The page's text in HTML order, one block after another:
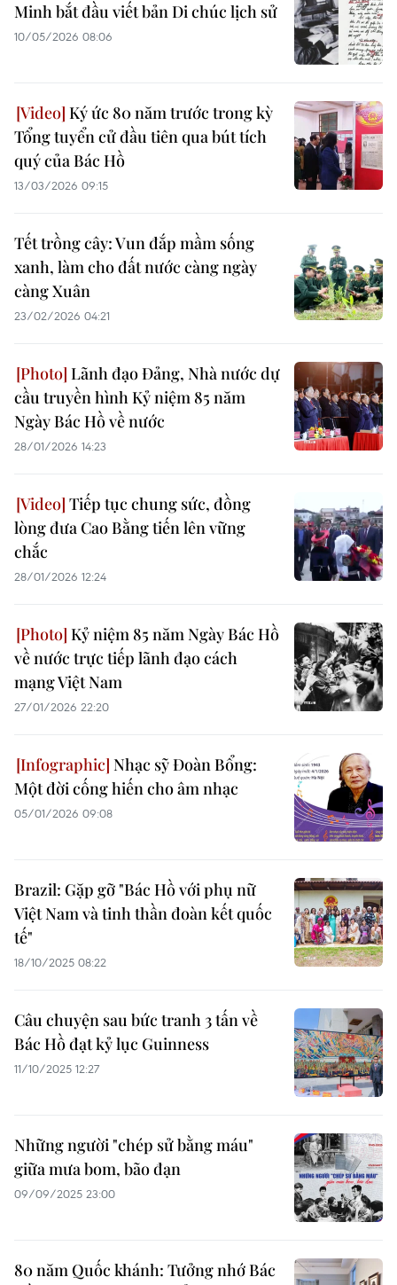
Minh bắt đầu viết bản Di chúc lịch sử
10/05/2026 08:06
Ký ức 80 năm trước trong kỳ
Tổng tuyển cử đầu tiên qua bút tích
quý của Bác Hồ
13/03/2026 09:15
Tết trồng cây: Vun đắp mầm sống
xanh, làm cho đất nước càng ngày
càng Xuân
23/02/2026 04:21
Lãnh đạo Đảng, Nhà nước dự
cầu truyền hình Kỷ niệm 85 năm
Ngày Bác Hồ về nước
28/01/2026 14:23
Tiếp tục chung sức, đồng
lòng đưa Cao Bằng tiến lên vững
chắc
28/01/2026 12:24
Kỷ niệm 85 năm Ngày Bác Hồ
về nước trực tiếp lãnh đạo cách
mạng Việt Nam
27/01/2026 22:20
Nhạc sỹ Đoàn Bổng:
Một đời cống hiến cho âm nhạc
05/01/2026 09:08
Brazil: Gặp gỡ "Bác Hồ với phụ nữ
Việt Nam và tinh thần đoàn kết quốc
tế"
18/10/2025 08:22
Câu chuyện sau bức tranh 3 tấn về
Bác Hồ đạt kỷ lục Guinness
11/10/2025 12:27
Những người "chép sử bằng máu"
giữa mưa bom, bão đạn
09/09/2025 23:00
80 năm Quốc khánh: Tưởng nhớ Bác